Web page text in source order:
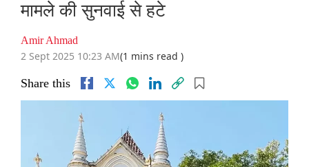
मामले की सुनवाई से हटे
Amir Ahmad
2 Sept 2025 10:23 AM(1 mins read )
Share this